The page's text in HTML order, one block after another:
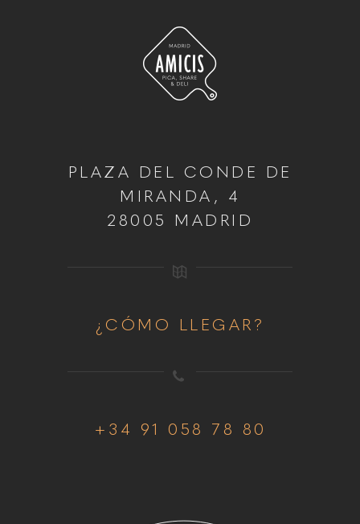
PLAZA DEL CONDE DE
MIRANDA, 4
28005 MADRID
¿CÓMO LLEGAR?
+34 91 058 78 80